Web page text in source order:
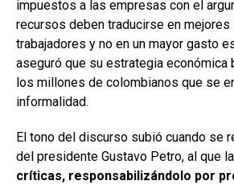
impuestos a las empresas con el
recursos deben traducirse en
trabajadores y no en un mayor gasto
aseguró que su estrategia económica
los millones de colombianos que se
informalidad.
El tono del discurso subió cuando se
del presidente Gustavo Petro, al que
críticas, responsabilizándolo por